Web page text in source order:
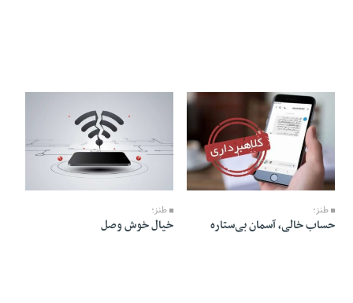
08 Tir 1405 - 08:37
طنز؛
حساب خالی، آسمان بی‌ستاره
طنز؛
خیال خوش وصل